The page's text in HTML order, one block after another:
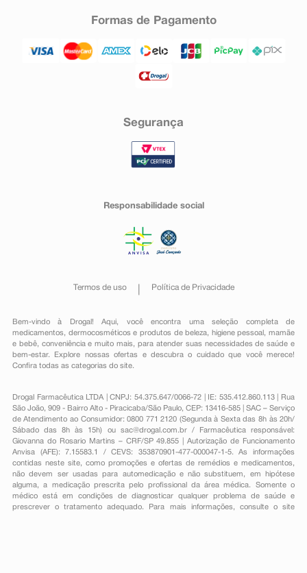
Formas de Pagamento
Segurança
Responsabilidade social
Termos de uso Política de Privacidade
Bem-vindo à Drogal! Aqui, você encontra uma seleção completa de
medicamentos , dermocosméticos e produtos de beleza, higiene pessoal ,mamãe
e bebê, conveniênciae muito mais, para atender suas necessidades de saúde e
bem-estar. Explore nossas ofertas e descubra o cuidado que você merece!
Confira todas as categorias do site.
Drogal Farmacêutica LTDA | CNPJ: 54.375.647/0066-72 | IE: 535.412.860.113 | Rua
São João, 909 - Bairro Alto - Piracicaba/São Paulo, CEP: 13416-585 | SAC – Serviço
de Atendimento ao Consumidor: 0800 771 2120 (Segunda à Sexta das 8h às 20h/
Sábado das 8h às 15h) ou sac@drogal.com.br/ Farmacêutica responsável:
Giovanna do Rosario Martins – CRF/SP 49.855 | Autorização de Funcionamento
Anvisa (AFE): 7.15583.1 / CEVS: 353870901-477-000047-1-5. As informações
contidas neste site, como promoções e ofertas de remédios e medicamentos,
não devem ser usadas para automedicação e não substituem, em hipótese
alguma, a medicação prescrita pelo profissional da área médica. Somente o
médico está em condições de diagnosticar qualquer problema de saúde e
prescrever o tratamento adequado. Para mais informações, consulte o site